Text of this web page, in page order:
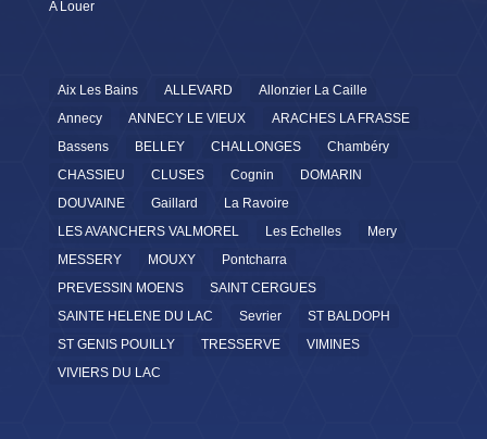
A Louer
Aix Les Bains ALLEVARD
Allonzier La Caille
Annecy
ANNECY LE VIEUX
ARACHES LA FRASSE
Bassens
BELLEY CHALLONGES
Chambéry
CHASSIEU
CLUSES Cognin
DOMARIN
DOUVAINE
Gaillard
La Ravoire
LES AVANCHERS VALMOREL
Les Echelles
Mery
MESSERY
MOUXY
Pontcharra
PREVESSIN MOENS
SAINT CERGUES
SAINTE HELENE DU LAC
Sevrier
ST BALDOPH
ST GENIS POUILLY
TRESSERVE
VIMINES
VIVIERS DU LAC